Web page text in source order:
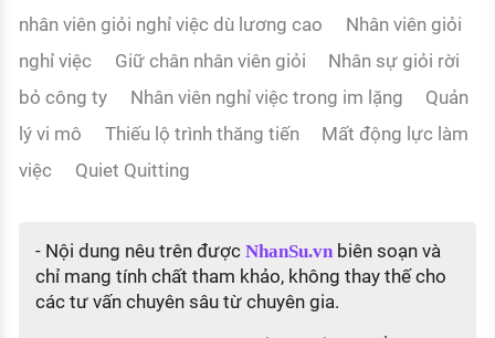
nhân viên giỏi nghỉ việc dù lương cao
Nhân viên giỏi
nghỉ việc
Giữ chân nhân viên giỏi
Nhân sự giỏi rời
bỏ công ty
Nhân viên nghỉ việc trong im lặng
Quản
lý vi mô
Thiếu lộ trình thăng tiến
Mất động lực làm
việc
Quiet Quitting
- Nội dung nêu trên được NhanSu.vnbiên soạn và
chỉ mang tính chất tham khảo, không thay thế cho
các tư vấn chuyên sâu từ chuyên gia.